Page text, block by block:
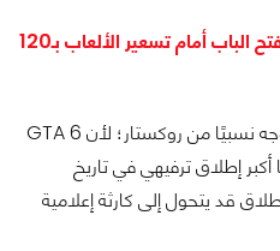
Forza Horizon 6 تفتح الباب أمام تسعير الألعاب بـ120
بصراحة، من السهل تفهّم هذا التوجه نسبيًا من روكستار؛ لأن GTA 6
أكبر إطلاق ترفيهي في تاريخ
قد يتحول إلى كارثة إعلامية